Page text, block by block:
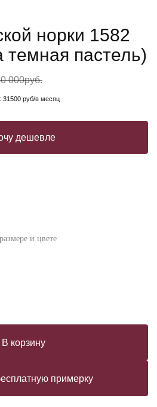
норки 1582
темная пастель)
000руб.
31500 руб/в месяц
дешевле
и цвете
В корзину
примерку